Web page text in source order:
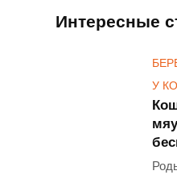
Интересные
У